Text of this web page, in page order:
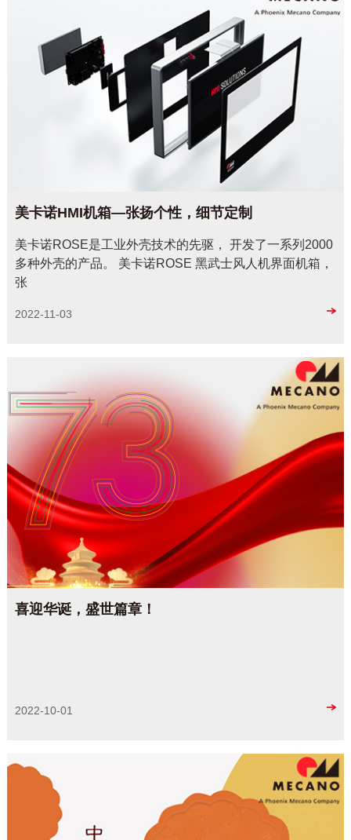
美卡诺HMI机箱—张扬个性，细节定制
美卡诺ROSE是工业外壳技术的先驱， 开发了一系列2000
多种外壳的产品。 美卡诺ROSE 黑武士风人机界面机箱，
张
2022-11-03
喜迎华诞，盛世篇章！
2022-10-01